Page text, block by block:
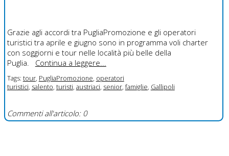
Grazie agli accordi tra PugliaPromozione e gli operatori
turistici tra aprile e giugno sono in programma voli charter
con soggiorni e tour nelle località più belle della
Puglia.
Continua a leggere...
Tags: tour, PugliaPromozione, operatori
turistici, salento, turisti, austriaci, senior, famiglie, Gallipoli
Commenti all'articolo: 0